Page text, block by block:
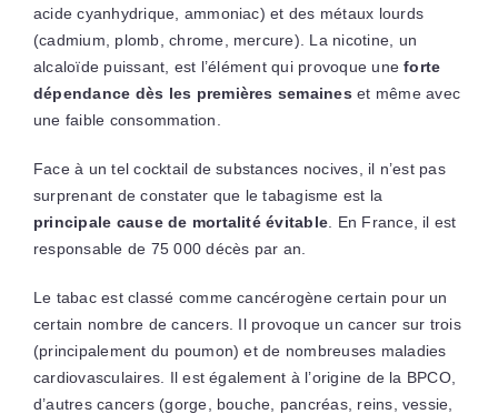
acide cyanhydrique, ammoniac) et des métaux lourds
(cadmium, plomb, chrome, mercure). La nicotine, un
alcaloïde puissant, est l’élément qui provoque uneforte
dépendance dès les premières semaines et même avec
une faible consommation.
Face à un tel cocktail de substances nocives, il n’est pas
surprenant de constater que le tabagisme est la
principale cause de mortalité évitable . En France, il est
responsable de 75 000 décès par an.
Le tabac est classé comme cancérogène certain pour un
certain nombre de cancers. Il provoque un cancer sur trois
(principalement du poumon) et de nombreuses maladies
cardiovasculaires. Il est également à l’origine de la BPCO,
d’autres cancers (gorge, bouche, pancréas, reins, vessie,